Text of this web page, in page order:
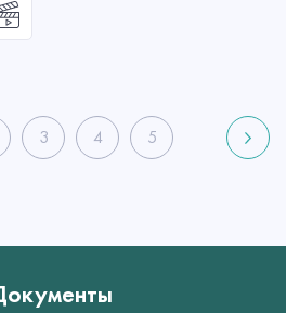
3 4 5